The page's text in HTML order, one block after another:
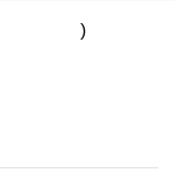
)